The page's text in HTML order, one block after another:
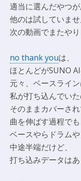
適当に選んだやつが
他のは試していませ
次の動画でまたやり
no thank youは、
ほとんどがSUNO
元々、ベースライ
私が打ち込んでい
そのままカバーされ
曲を伸ばす過程でも
ベースやらドラム
中途半端だけど、
打ち込みデータは